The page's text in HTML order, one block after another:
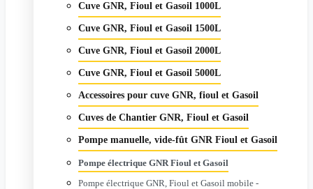
Cuve GNR, Fioul et Gasoil 1000L
Cuve GNR, Fioul et Gasoil 1500L
Cuve GNR, Fioul et Gasoil 2000L
Cuve GNR, Fioul et Gasoil 5000L
Accessoires pour cuve GNR, fioul et Gasoil
Cuves de Chantier GNR, Fioul et Gasoil
Pompe manuelle, vide-fût GNR Fioul et Gasoil
Pompe électrique GNR Fioul et Gasoil
Pompe électrique GNR, Fioul et Gasoil mobile -